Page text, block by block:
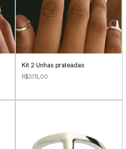
Kit 2 Unhas prateadas
R$378,00